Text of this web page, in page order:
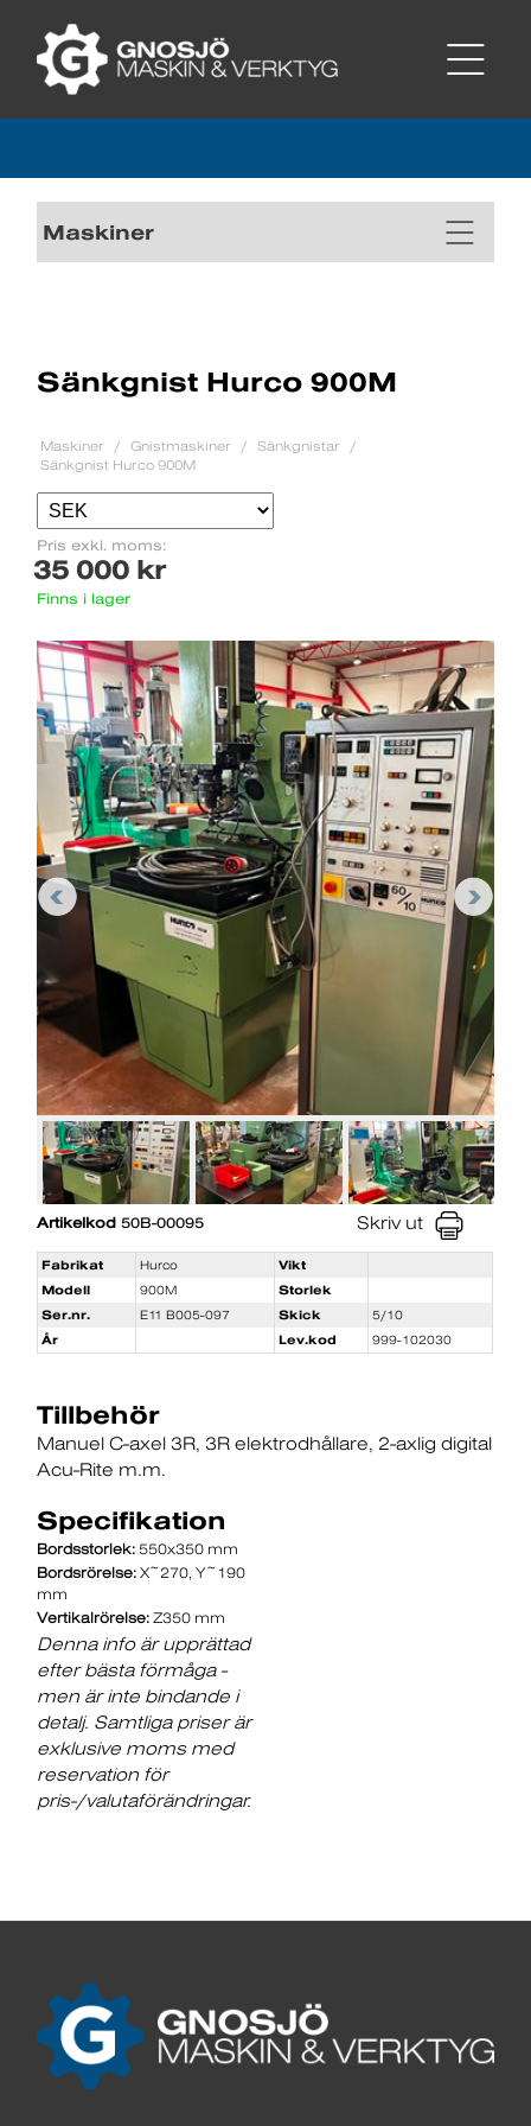
Maskiner
Sänkgnist Hurco 900M
Maskiner Gnistmaskiner
Sänkgnistar
Sänkgnist Hurco 900M
Pris exkl. moms:
35 000 kr
Finns i lager
Artikelkod 50B-00095 Skriv ut
Fabrikat Hurco
Vikt
Modell
900M
Storlek
Ser.nr.
E11 B005-097 Skick
5/10
År
Lev.kod 999-102030
Tillbehör
Manuel C-axel 3R 3R elektrodhållare 2-axlig digital
Acu-Rite m.m.
Specifikation
Bordsstorlek: 550x350 mm
Bordsrörelse: X~270, Y~190
mm
Vertikalrörelse: Z350 mm
Denna info är upprättad
efter bästa förmåga -
men är inte bindande i
detalj. Samtliga priser är
exklusive moms med
reservation för
pris-/valutaförändringar.